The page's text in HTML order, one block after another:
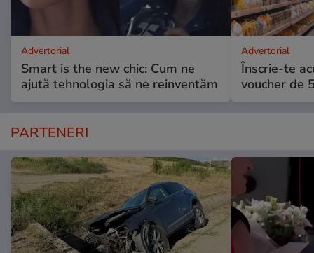
Advertorial
Smart is the new chic: Cum ne
ajută tehnologia să ne reinventăm
Advertorial
Înscrie-te
voucher de
PARTENERI